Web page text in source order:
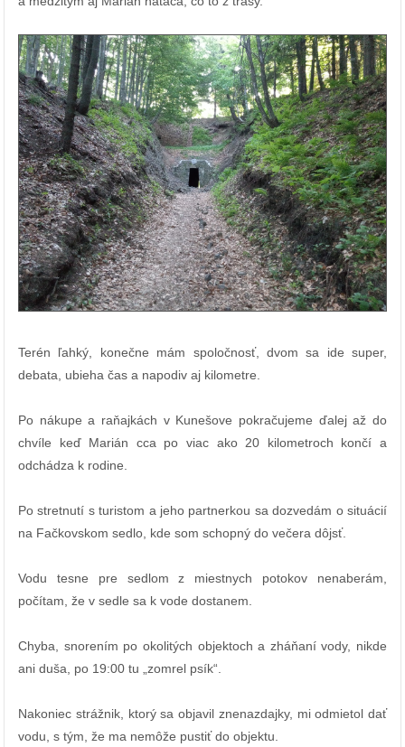
Terén ľahký, konečne mám spoločnosť, dvom sa ide super,
debata, ubieha čas a napodiv aj kilometre.
Po nákupe a raňajkách v Kunešove pokračujeme ďalej až do
chvíle keď Marián cca po viac ako 20 kilometroch končí a
odchádza k rodine.
Po stretnutí s turistom a jeho partnerkou sa dozvedám o situácií
na Fačkovskom sedlo, kde som schopný do večera dôjsť.
Vodu tesne pre sedlom z miestnych potokov nenaberám,
počítam, že v sedle sa k vode dostanem.
Chyba, snorením po okolitých objektoch a zháňaní vody, nikde
ani duša, po 19:00 tu „zomrel psík“.
Nakoniec strážnik, ktorý sa objavil znenazdajky, mi odmietol dať
vodu, s tým, že ma nemôže pustiť do objektu.